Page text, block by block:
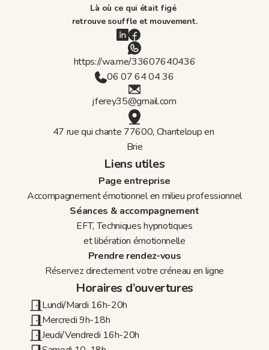
Là où ce qui était figé
retrouve souffle et mouvement.
https://wa.me/33607640436
06 07 64 04 36
jferey35@gmail.com
47 rue qui chante 77600, Chanteloup en
Brie
Liens utiles
Page entreprise
Accompagnement émotionnel en milieu professionnel
Séances & accompagnement
EFT, Techniques hypnotiques
et libération émotionnelle
Prendre rendez-vous
Réservez directement votre créneau en ligne
Horaires d’ouvertures
Lundi/Mardi 16h-20h
Mercredi 9h-18h
Jeudi/Vendredi 16h-20h